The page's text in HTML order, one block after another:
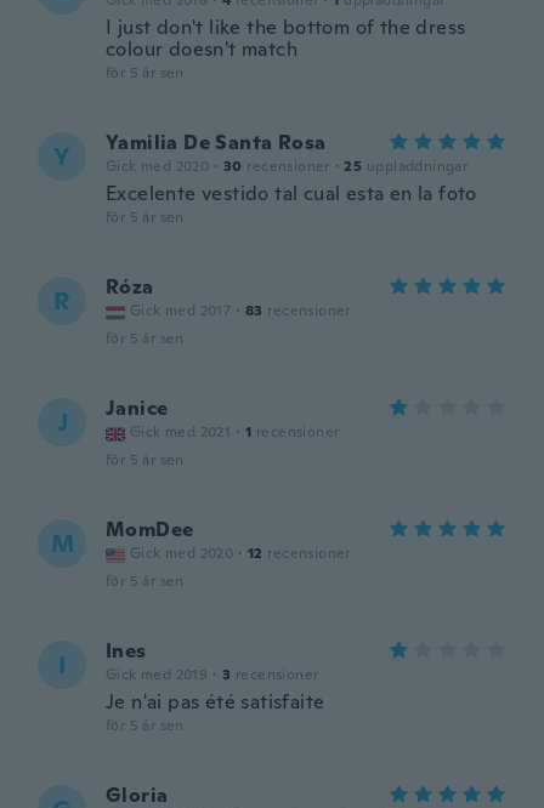
I just don't like the bottom of the dress
colour doesn't match
för 5 år sen
Y Yamilia De Santa Rosa
Gick med 2020 · 30 recensioner · 25 uppladdningar
Excelente vestido tal cual esta en la foto
för 5 år sen
R Róza
Gick med 2017 · 83 recensioner
för 5 år sen
J Janice
Gick med 2021 · 1 recensioner
för 5 år sen
M MomDee
Gick med 2020 · 12 recensioner
för 5 år sen
I Ines
Gick med 2019 · 3 recensioner
Je n'ai pas été satisfaite
för 5 år sen
Gloria